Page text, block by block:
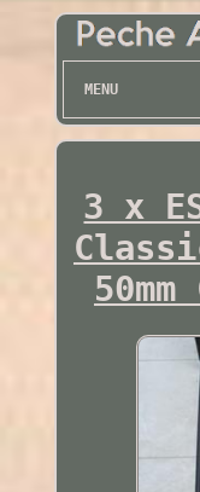
MENU
3 x